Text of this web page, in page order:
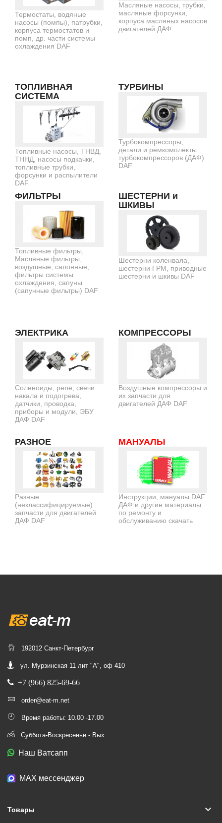
Термостаты, водяные
насосы (помпы), патрубки,
корпуса термостатов и
помп, др. части системы
охлаждения DAF
Масляные насосы, трубки,
масляные форсунки,
корпуса масляных насосов
двигателей ДАФ
ТОПЛИВНАЯ
СИСТЕМА
Топливные насосы, ТНВД,
ТННД, насосы подкачки,
топливные трубки,
форсунки и распылители
DAF
ТУРБИНЫ
Турбокомпрессоры,
детали и ремкомплекты
турбокомпрессоров (ДАФ)
DAF
ФИЛЬТРЫ
Топливные фильтры,
Масляные фильтры,
воздушные, салонные,
фильтры системы
охлаждения, сапуны
(сапунные фильтры) DAF
ШЕСТЕРНИ и
ШКИВЫ
Шестерни коленвала,
шестерни ГРМ, приводные
шестерни и шкивы DAF
ЭЛЕКТРИКА
Соленоиды, реле, свечи
накала и подогрева,
датчики, проводка,
приборы и модули, ЭБУ
ДАФ DAF
КОМПРЕССОРЫ
Воздушные компрессоры и
их запчасти для
двигателей ДАФ DAF
РАЗНОЕ
Разные
(неклассифицируемые)
запчасти для двигателей
ДАФ DAF
МАНУАЛЫ
Инструкции, мануалы DAF
ДАФ и другие материалы
по ремонту и
обслуживанию скачать
192012 Санкт-Петербург
ул. Мурзинская 11 лит "А", оф 410
+7 (966) 825-69-66
order@eat-m.net
Время работы: 10.00 -17.00
Суббота-Воскресенье - Вых.
Наш Ватсапп
МАХ мессенджер
Товары keyboard_arrow_down